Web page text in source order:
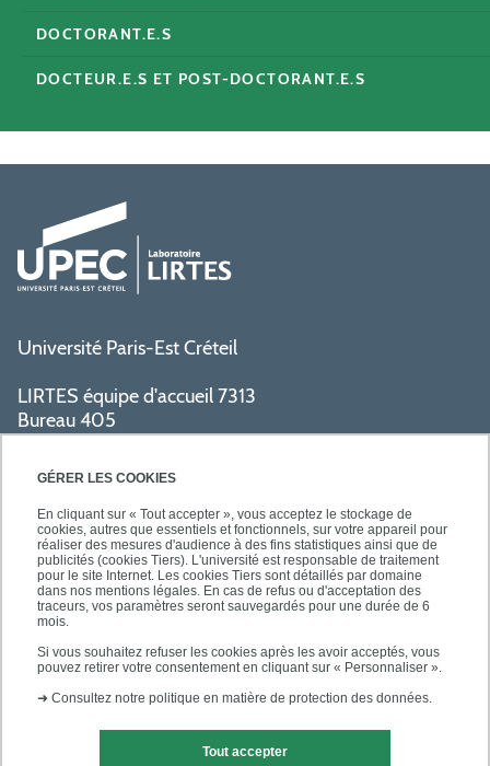
GÉRER LES COOKIES
En cliquant sur « Tout accepter », vous acceptez le stockage de
cookies, autres que essentiels et fonctionnels, sur votre appareil pour
réaliser des mesures d'audience à des fins statistiques ainsi que de
publicités (cookies Tiers). L'université est responsable de traitement
pour le site Internet. Les cookies Tiers sont détaillés par domaine
dans nos mentions légales. En cas de refus ou d'acceptation des
traceurs, vos paramètres seront sauvegardés pour une durée de 6
mois.
Si vous souhaitez refuser les cookies après les avoir acceptés, vous
pouvez retirer votre consentement en cliquant sur « Personnaliser ».
➜ Consultez notre politique en matière de protection des données.
Tout accepter
DOCTORANT.E.S
DOCTEUR.E.S ET POST-DOCTORANT.E.S
Université Paris-Est Créteil
LIRTES équipe d'accueil 7313
Bureau 405
Bâtiment La Pyramide
80 avenue du Général de Gaulle
PRATIQUE
ACCÈS RAPIDES